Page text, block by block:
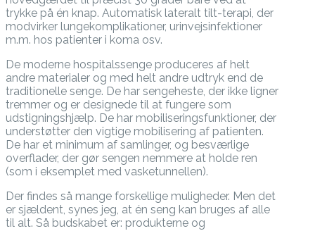
trykke på én knap. Automatisk lateralt tilt-terapi, der
modvirker lungekomplikationer, urinvejsinfektioner
m.m. hos patienter i koma osv.
De moderne hospitalssenge produceres af helt
andre materialer og med helt andre udtryk end de
traditionelle senge. De har sengeheste, der ikke ligner
tremmer og er designede til at fungere som
udstigningshjælp. De har mobiliseringsfunktioner, der
understøtter den vigtige mobilisering af patienten.
De har et minimum af samlinger, og besværlige
overflader, der gør sengen nemmere at holde ren
(som i eksemplet med vasketunnellen).
Der findes så mange forskellige muligheder. Men det
er sjældent, synes jeg, at én seng kan bruges af alle
til alt. Så budskabet er: produkterne og